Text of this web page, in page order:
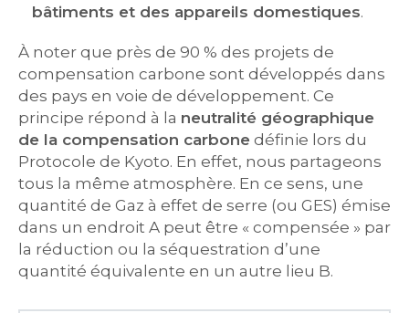
bâtiments et des appareils domestiques.
À noter que près de 90 % des projets de
compensation carbone sont développés dans
des pays en voie de développement. Ce
principe répond à la neutralité géographique
de la compensation carbone définie lors du
Protocole de Kyoto. En effet, nous partageons
tous la même atmosphère. En ce sens, une
quantité de Gaz à effet de serre (ou GES) émise
dans un endroit A peut être « compensée » par
la réduction ou la séquestration d’une
quantité équivalente en un autre lieu B.